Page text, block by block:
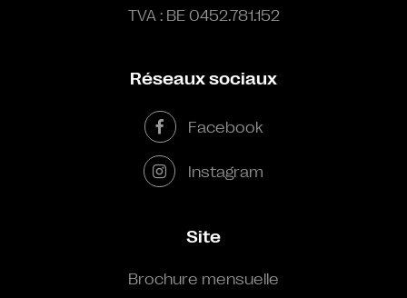
TVA : BE 0452.781.152
Réseaux sociaux
Facebook
Instagram
Site
Brochure mensuelle